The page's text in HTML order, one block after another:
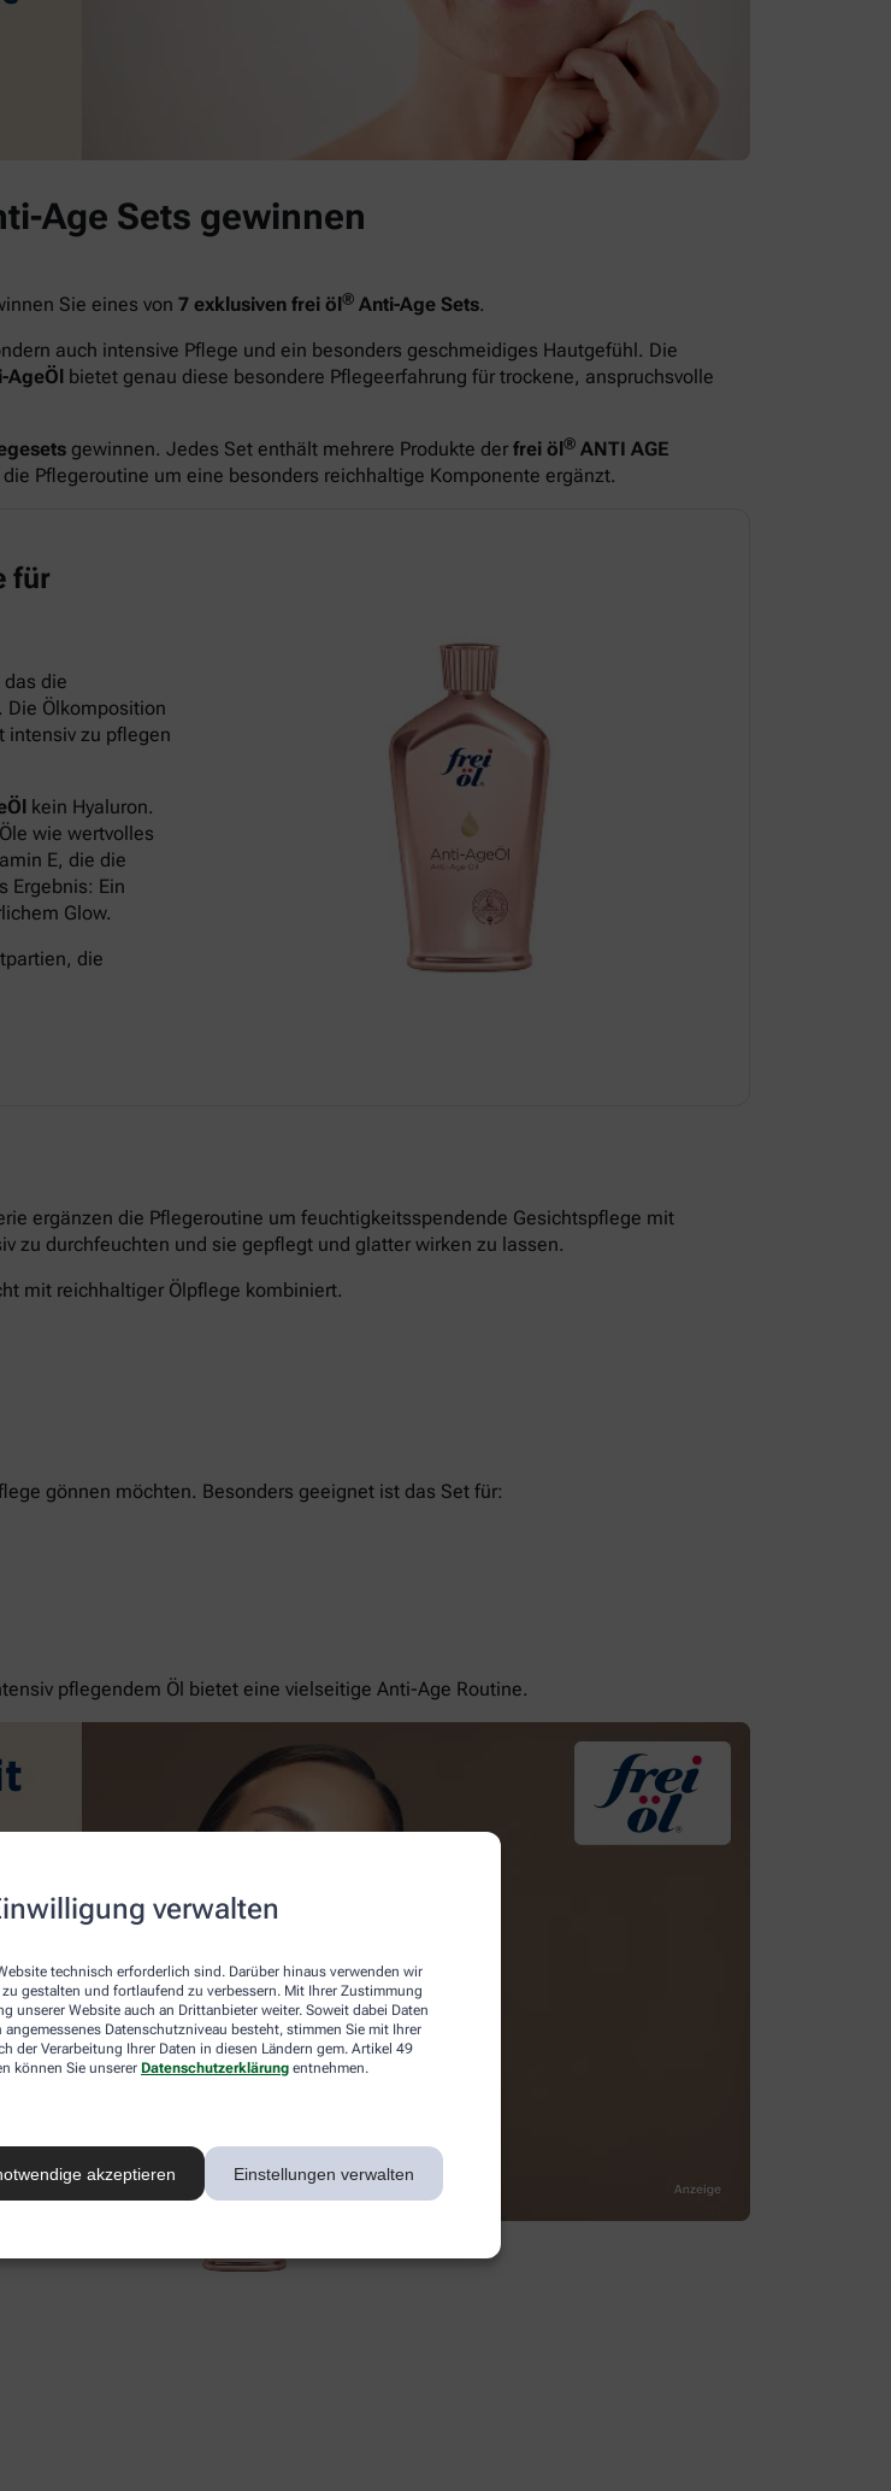
verwalten
technisch erforderlich sind. Darüber hinaus verwenden wir
gestalten und fortlaufend zu verbessern. Mit Ihrer Zustimmung
unserer Website auch an Drittanbieter weiter. Soweit dabei Daten
Datenschutzniveau besteht, stimmen Sie mit Ihrer
der Verarbeitung Ihrer Daten in diesen Ländern gem. Artikel 49
können Sie unserer Datenschutzerklärung entnehmen.
akzeptieren Einstellungen verwalten
Age Sets gewinnen
Sie eines von 7 exklusiven frei öl® Anti-Age Sets.
auch intensive Pflege und ein besonders geschmeidiges Hautgefühl. Die
AgeÖl bietet genau diese besondere Pflegeerfahrung für trockene, anspruchsvolle
gewinnen. Jedes Set enthält mehrere Produkte der frei öl® ANTI AGE
die Pflegeroutine um eine besonders reichhaltige Komponente ergänzt.
für
das die
Die Ölkomposition
intensiv zu pflegen
kein Hyaluron.
wie wertvolles
E, die die
Ergebnis: Ein
Glow.
die
ergänzen die Pflegeroutine um feuchtigkeitsspendende Gesichtspflege mit
zu durchfeuchten und sie gepflegt und glatter wirken zu lassen.
mit reichhaltiger Ölpflege kombiniert.
gönnen möchten. Besonders geeignet ist das Set für:
pflegendem Öl bietet eine vielseitige Anti-Age Routine.